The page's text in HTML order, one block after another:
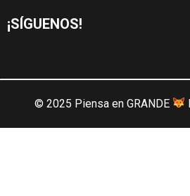
¡SÍGUENOS!
© 2025 Piensa en GRANDE